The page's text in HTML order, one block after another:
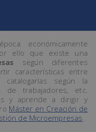
económicamente
ello que existe una
según diferentes
características entre
según la
de trabajadores, etc.
y aprende a dirigir y
Máster en Creación de
de Microempresas.